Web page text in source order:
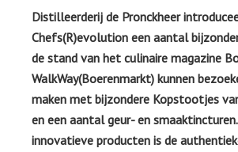
Distilleerderij de Pronckheer
Chefs(R)evolution een aantal
de stand van het culinaire magazine
WalkWay(Boerenmarkt) kunnen
maken met bijzondere Kopstootjes
en een aantal geur- en
innovatieve producten is de